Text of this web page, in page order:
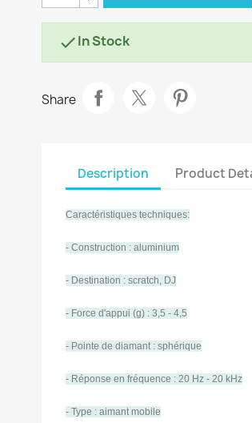
In Stock
Share
Description Product
Caractéristiques techniques:
- Construction : aluminium
- Destination : scratch, DJ
- Force d'appui (g) : 3,5 - 4,5
- Pointe de diamant : sphérique
- Réponse en fréquence : 20 Hz - 20 kHz
- Type : aimant mobile